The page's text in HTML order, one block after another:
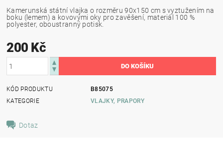
Kamerunská státní vlajka o rozměru 90x150 cm s vyztužením na
boku (lemem) a kovovými oky pro zavěšení, materiál 100 %
polyester, oboustranný potisk.
200 Kč
KÓD PRODUKTU
B85075
KATEGORIE
VLAJKY, PRAPORY
Dotaz